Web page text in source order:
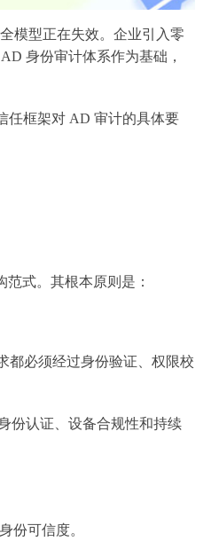
模型正在失效。企业引入零
身份审计体系作为基础，
任框架对 AD 审计的具体要
式。其根本原则是：
都必须经过身份验证、权限校
份认证、设备合规性和持续
份可信度。